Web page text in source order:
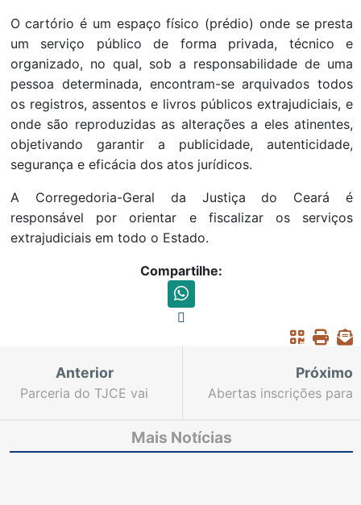
O cartório é um espaço físico (prédio) onde se presta
um serviço público de forma privada, técnico e
organizado, no qual, sob a responsabilidade de uma
pessoa determinada, encontram-se arquivados todos
os registros, assentos e livros públicos extrajudiciais, e
onde são reproduzidas as alterações a eles atinentes,
objetivando garantir a publicidade, autenticidade,
segurança e eficácia dos atos jurídicos.
A Corregedoria-Geral da Justiça do Ceará é
responsável por orientar e fiscalizar os serviços
extrajudiciais em todo o Estado.
Compartilhe:
Anterior
Parceria do TJCE vai
sistema prisional,
vítimas de violência
Próximo
Abertas inscrições para
contra Pessoa Idosa
Mais Notícias